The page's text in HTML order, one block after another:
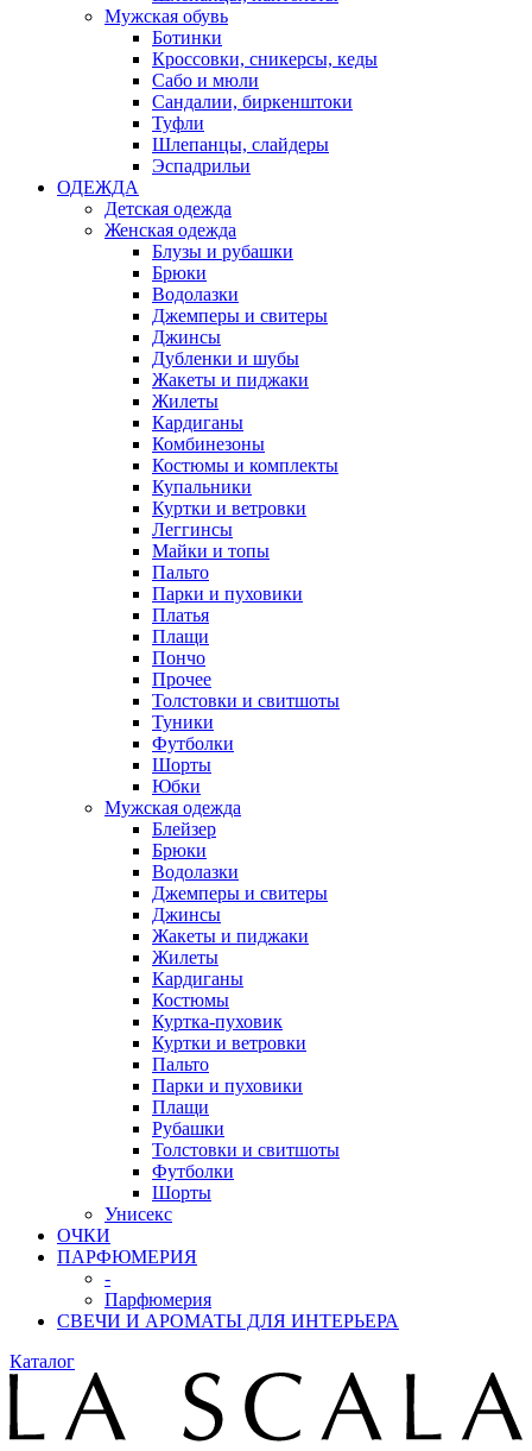
Мужская обувь
Ботинки
Кроссовки, сникерсы, кеды
Сабо и мюли
Сандалии, биркенштоки
Туфли
Шлепанцы, слайдеры
Эспадрильи
ОДЕЖДА
Детская одежда
Женская одежда
Блузы и рубашки
Брюки
Водолазки
Джемперы и свитеры
Джинсы
Дубленки и шубы
Жакеты и пиджаки
Жилеты
Кардиганы
Комбинезоны
Костюмы и комплекты
Купальники
Куртки и ветровки
Леггинсы
Майки и топы
Пальто
Парки и пуховики
Платья
Плащи
Пончо
Прочее
Толстовки и свитшоты
Туники
Футболки
Шорты
Юбки
Мужская одежда
Блейзер
Брюки
Водолазки
Джемперы и свитеры
Джинсы
Жакеты и пиджаки
Жилеты
Кардиганы
Костюмы
Куртка-пуховик
Куртки и ветровки
Пальто
Парки и пуховики
Плащи
Рубашки
Толстовки и свитшоты
Футболки
Шорты
Унисекс
ОЧКИ
ПАРФЮМЕРИЯ
-
Парфюмерия
СВЕЧИ И АРОМАТЫ ДЛЯ ИНТЕРЬЕРА
Каталог